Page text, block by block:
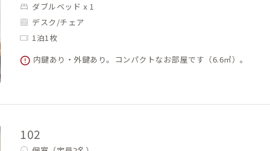
ダブルベッド x 1
デスク/チェア
1泊1枚
内鍵あり・外鍵あり。コンパクトなお部屋です（6.6㎡）。
102